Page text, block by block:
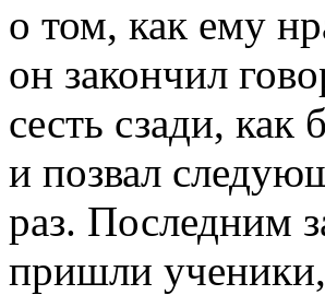
о том, как ему
он закончил
сесть сзади, как
и позвал
раз. Последним
пришли